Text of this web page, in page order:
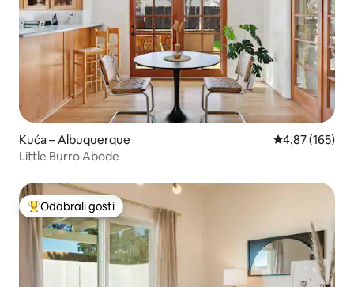
Kuća – Albuquerque Prosječna
4,87 (165)
Little Burro Abode
Među najviše rangiranima s oznakom „Odabrali gosti”
Odabrali gosti